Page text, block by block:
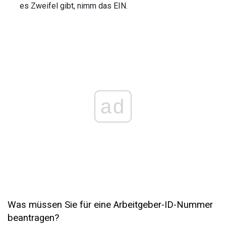
es Zweifel gibt, nimm das EIN.
ad
Was müssen Sie für eine Arbeitgeber-ID-Nummer
beantragen?